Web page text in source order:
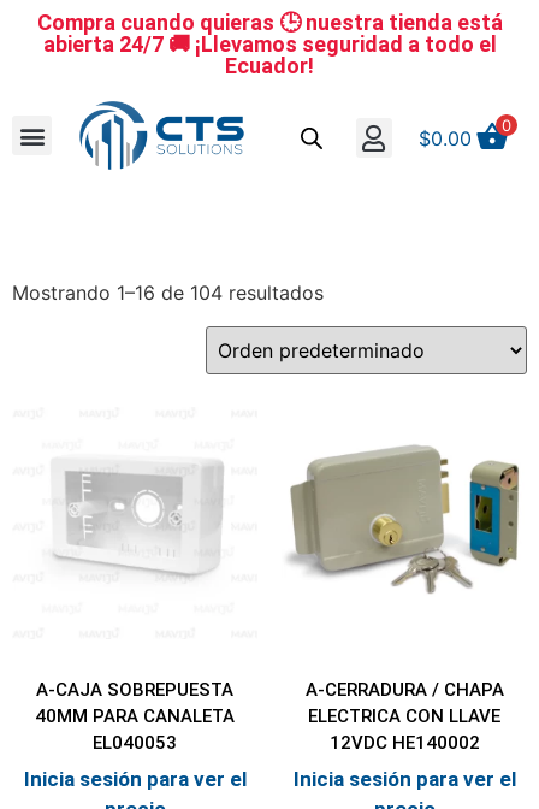
Compra cuando quieras 🕒 nuestra tienda está
abierta 24/7 🚚 ¡Llevamos seguridad a todo el
Ecuador!
$0.00
0
Mostrando 1–16 de 104 resultados
A-CAJA SOBREPUESTA
40MM PARA CANALETA
EL040053
Inicia sesión para ver el
A-CERRADURA / CHAPA
ELECTRICA CON LLAVE
12VDC HE140002
Inicia sesión para ver el